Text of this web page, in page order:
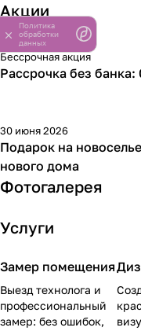
Акции
Бессрочная акция
Рассрочка без банка:
-10 %
30 июня 2026
Подарок на
нового дома
Фотогалерея
Услуги
Замер помещения
Выезд технолога и
профессиональный
замер: без ошибок,
Политика
обработки
данных